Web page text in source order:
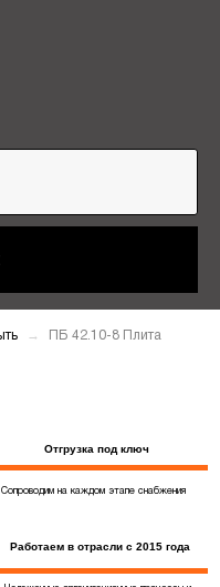
ПБ 42.10-8 Плита
Отгрузка под ключ
Сопроводим на каждом этапе снабжения
Работаем в отрасли с 2015 года